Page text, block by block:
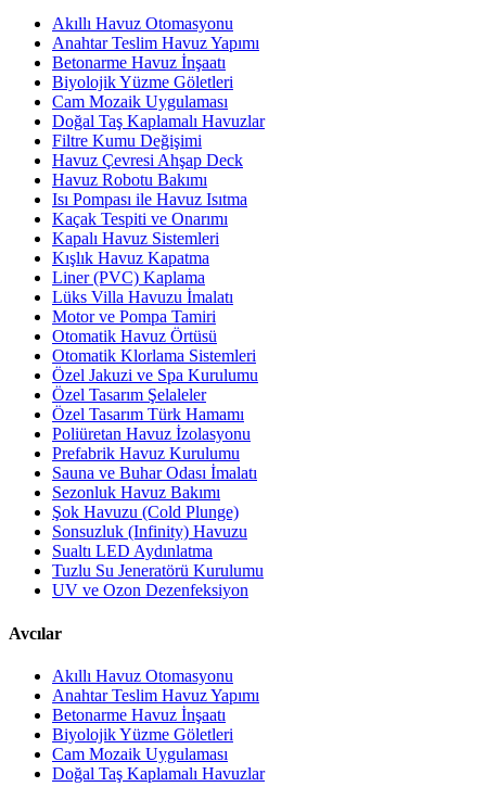
Akıllı Havuz Otomasyonu
Anahtar Teslim Havuz Yapımı
Betonarme Havuz İnşaatı
Biyolojik Yüzme Göletleri
Cam Mozaik Uygulaması
Doğal Taş Kaplamalı Havuzlar
Filtre Kumu Değişimi
Havuz Çevresi Ahşap Deck
Havuz Robotu Bakımı
Isı Pompası ile Havuz Isıtma
Kaçak Tespiti ve Onarımı
Kapalı Havuz Sistemleri
Kışlık Havuz Kapatma
Liner (PVC) Kaplama
Lüks Villa Havuzu İmalatı
Motor ve Pompa Tamiri
Otomatik Havuz Örtüsü
Otomatik Klorlama Sistemleri
Özel Jakuzi ve Spa Kurulumu
Özel Tasarım Şelaleler
Özel Tasarım Türk Hamamı
Poliüretan Havuz İzolasyonu
Prefabrik Havuz Kurulumu
Sauna ve Buhar Odası İmalatı
Sezonluk Havuz Bakımı
Şok Havuzu (Cold Plunge)
Sonsuzluk (Infinity) Havuzu
Sualtı LED Aydınlatma
Tuzlu Su Jeneratörü Kurulumu
UV ve Ozon Dezenfeksiyon
Avcılar
Akıllı Havuz Otomasyonu
Anahtar Teslim Havuz Yapımı
Betonarme Havuz İnşaatı
Biyolojik Yüzme Göletleri
Cam Mozaik Uygulaması
Doğal Taş Kaplamalı Havuzlar